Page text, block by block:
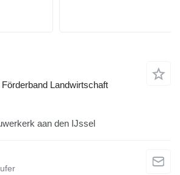
Landwirtschaft
aan den IJssel